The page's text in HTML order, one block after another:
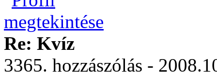
Re: Kvíz
3365. hozzászólás -